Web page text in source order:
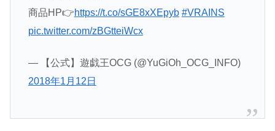
商品HP👉https://t.co/sGE8xXEpyb #VRAINS
pic.twitter.com/zBGtteiWcx
— 【公式】遊戯王OCG (@YuGiOh_OCG_INFO)
2018年1月12日